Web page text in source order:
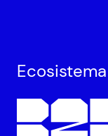
Ecosistema